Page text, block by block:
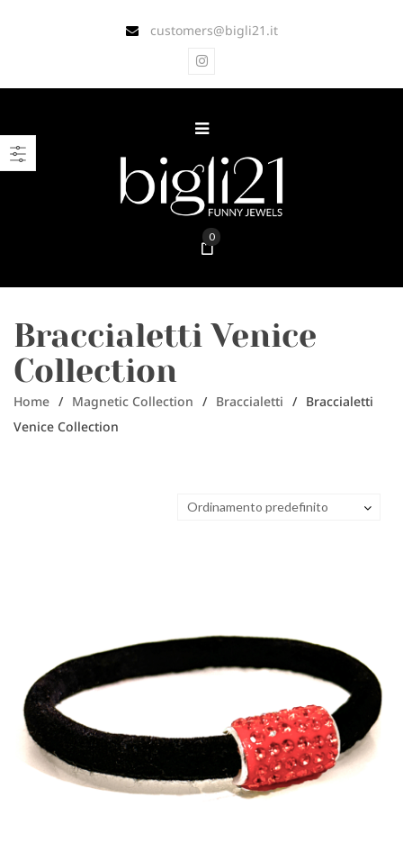
customers@bigli21.it
0
Braccialetti Venice
Collection
Home / Magnetic Collection / Braccialetti / Braccialetti
Venice Collection
Ordinamento predefinito